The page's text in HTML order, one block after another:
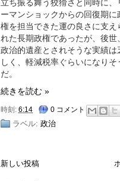
立ち振る舞う狡猾さと同時に、
ーマンショックからの回復期に
権を担当できた運の良さに支え
れた長期政権であったが、後世
政治的遺産とされそうな実績は
しく、軽減税率ぐらいになりそ
だ。
続きを読む »
時刻: 6:14 0 コメント
ラベル: 政治
新しい投稿